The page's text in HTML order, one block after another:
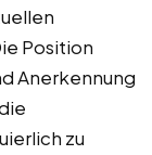
Position
Anerkennung
zu